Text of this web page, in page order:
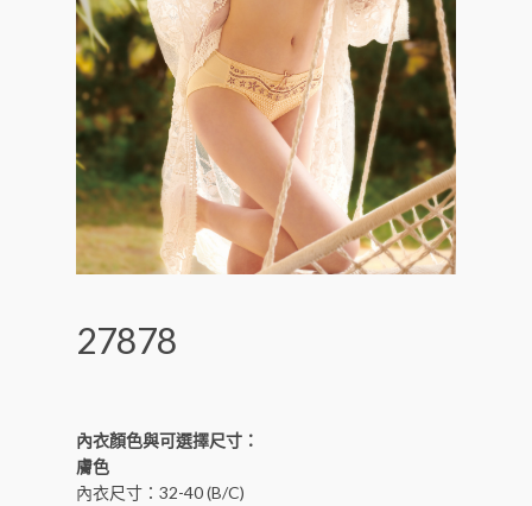
27878
內衣顏色與可選擇尺寸：
膚色
內衣尺寸：32-40 (B/C)